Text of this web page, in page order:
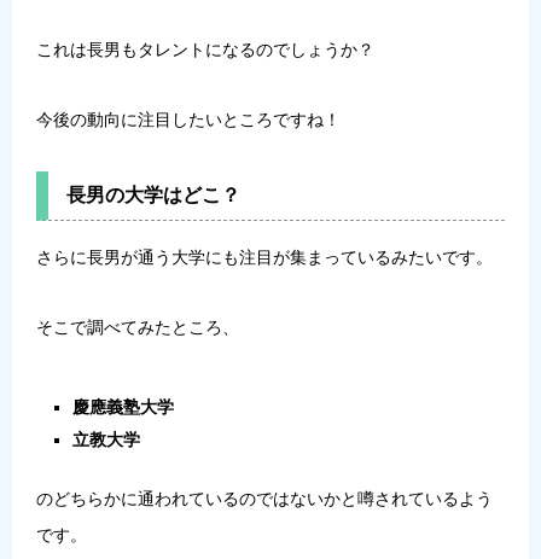
これは長男もタレントになるのでしょうか？
今後の動向に注目したいところですね！
長男の大学はどこ？
さらに長男が通う大学にも注目が集まっているみたいです。
そこで調べてみたところ、
慶應義塾大学
立教大学
のどちらかに通われているのではないかと噂されているよう
です。